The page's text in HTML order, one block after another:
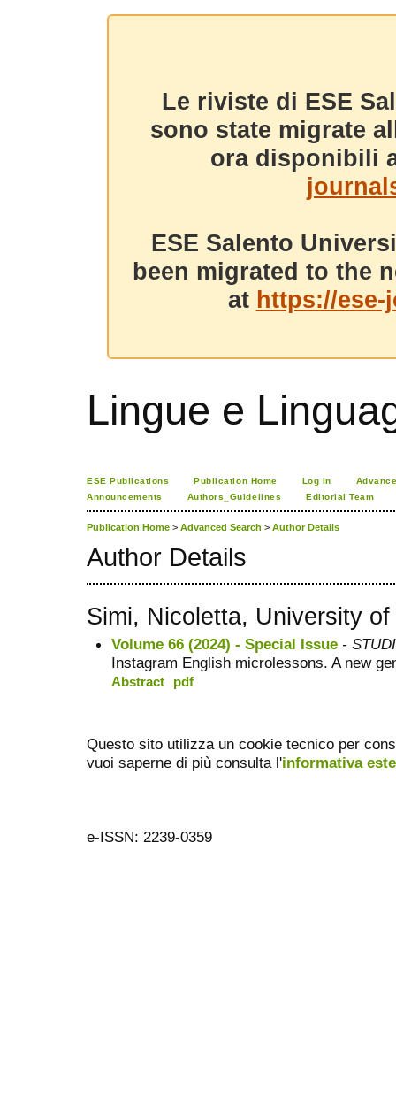
Le riviste di ESE
sono state migrate
ora disponibili
ESE Salento
been migrated to the
at https://
Lingue e
ESE Publications Publication Home Log In
Announcements
Authors_Guidelines Editorial Team
Publication Home > Advanced Search > Author Details
Author Details
Simi, Nicoletta, University
Volume 66 (2024) - Special Issue - STUDI
Instagram English microlessons. A new
Abstract pdf
Questo sito utilizza un cookie tecnico per
vuoi saperne di più consulta l'informativa
e-ISSN: 2239-0359